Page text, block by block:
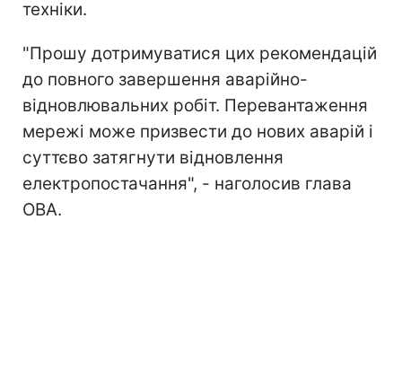
техніки.
"Прошу дотримуватися цих рекомендацій
до повного завершення аварійно-
відновлювальних робіт. Перевантаження
мережі може призвести до нових аварій і
суттєво затягнути відновлення
електропостачання", - наголосив глава
ОВА.